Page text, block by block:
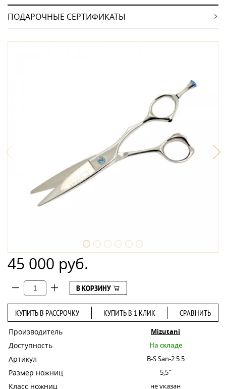
ПОДАРОЧНЫЕ СЕРТИФИКАТЫ
45 000 руб.
В КОРЗИНУ
КУПИТЬ В РАССРОЧКУ КУПИТЬ В 1 КЛИК СРАВНИТЬ
Производитель Mizutani
Доступность На складе
Артикул B-S San-2 5.5
Размер ножниц 5,5"
Класс ножниц не указан